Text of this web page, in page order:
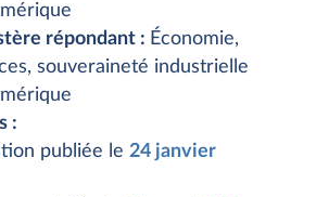
répondant : Économie,
souveraineté industrielle
:
publiée le 24 janvier